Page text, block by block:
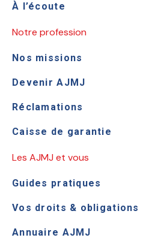
À l’écoute
Notre profession
Nos missions
Devenir AJMJ
Réclamations
Caisse de garantie
Les AJMJ et vous
Guides pratiques
Vos droits & obligations
Annuaire AJMJ